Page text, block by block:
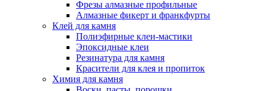
Фрезы алмазные профильные
Алмазные фикерт и франкфурты
Клей для камня
Полиэфирные клеи-мастики
Эпоксидные клеи
Резинатура для камня
Красители для клея и пропиток
Химия для камня